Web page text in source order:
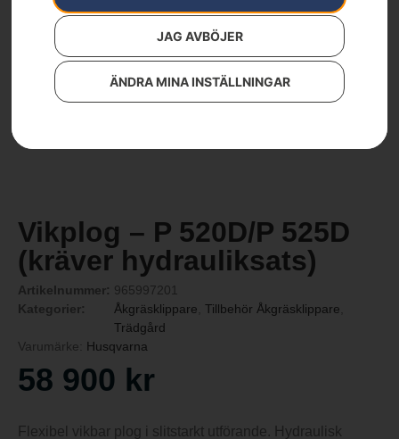
JAG AVBÖJER
ÄNDRA MINA INSTÄLLNINGAR
Vikplog – P 520D/P 525D
(kräver hydrauliksats)
Artikelnummer: 965997201
Kategorier:
Åkgräsklippare Tillbehör Åkgräsklippare
Trädgård
Varumärke: Husqvarna
58 900 kr
Flexibel vikbar plog i slitstarkt utförande. Hydraulisk